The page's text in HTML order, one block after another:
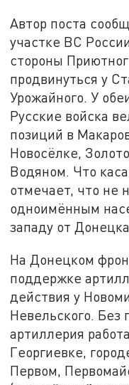
Автор поста
участке ВС
стороны
продвинуться у
Урожайного. У
Русские войска
позиций в
Новосёлке,
Водяном. Что
отмечает, что не
одноимённым
западу от
На Донецком
поддержке
действия у
Невельского. Без
артиллерия
Георгиевке,
Первом,